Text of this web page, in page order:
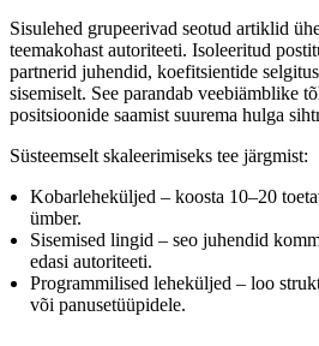
Sisulehed grupeerivad seotud artiklid
teemakohast autoriteeti. Isoleeritud
partnerid juhendid, koefitsientide
sisemiselt. See parandab veebiämblike
positsioonide saamist suurema hulga
Süsteemselt skaleerimiseks tee järgmist:
Kobarleheküljed – koosta 10–20
ümber.
Sisemised lingid – seo juhendid
edasi autoriteeti.
Programmilised leheküljed – loo
või panusetüüpidele.